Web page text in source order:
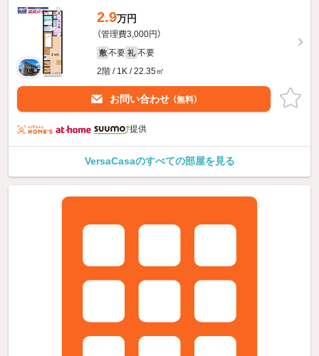
2.9万円
（管理費3,000円）
敷 不要 礼 不要
2階 / 1K / 22.35㎡
お問い合わせ （無料）
提供
VersaCasaのすべての部屋を見る